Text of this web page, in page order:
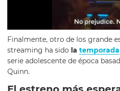
Finalmente, otro de los grande
streaming ha sido la temporada
serie adolescente de época
Quinn.